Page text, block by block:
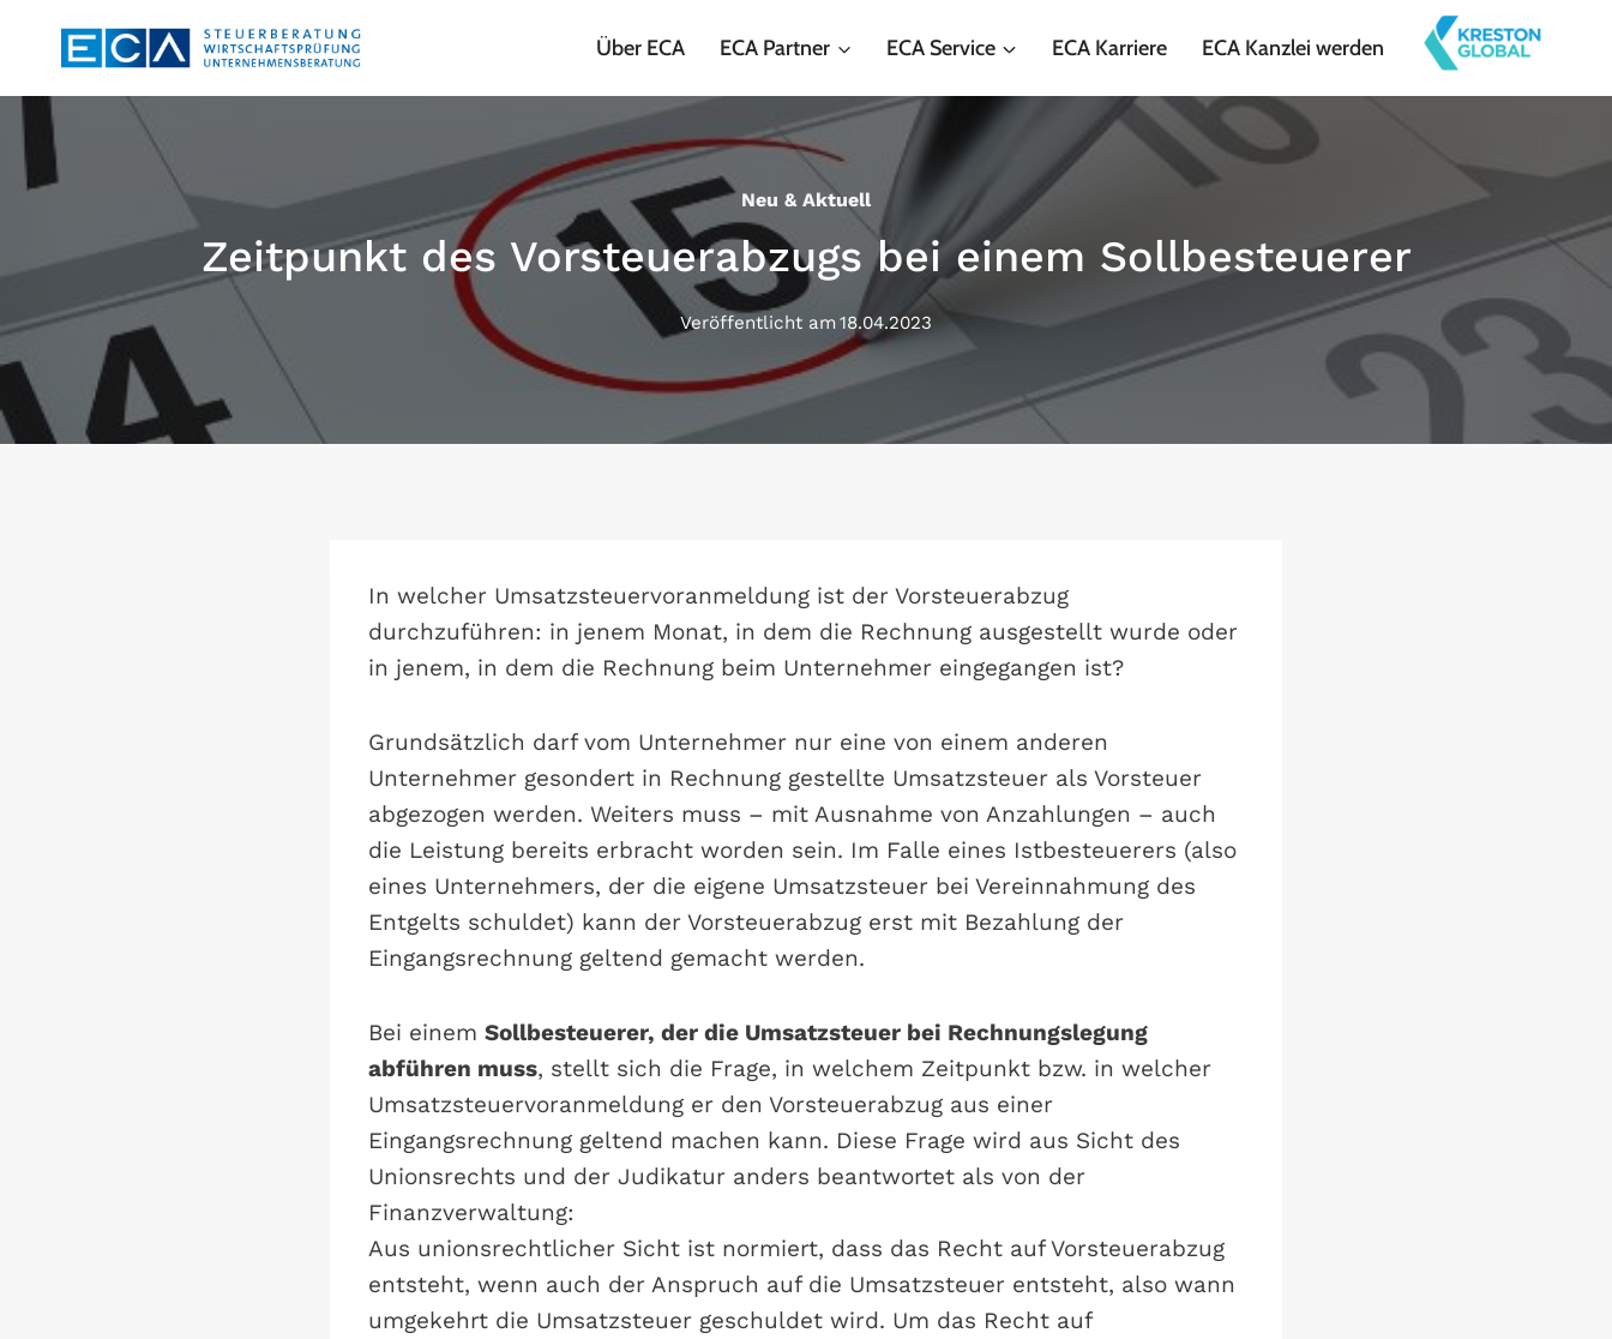
Über ECA ECA Partner ECA Service ECA Karriere ECA Kanzlei werden
Neu & Aktuell
Zeitpunkt des Vorsteuerabzugs bei einem Sollbesteuerer
Veröffentlicht am18.04.2023
In welcher Umsatzsteuervoranmeldung ist der Vorsteuerabzug
durchzuführen: in jenem Monat, in dem die Rechnung ausgestellt wurde oder
in jenem, in dem die Rechnung beim Unternehmer eingegangen ist?
Grundsätzlich darf vom Unternehmer nur eine von einem anderen
Unternehmer gesondert in Rechnung gestellte Umsatzsteuer als Vorsteuer
abgezogen werden. Weiters muss – mit Ausnahme von Anzahlungen – auch
die Leistung bereits erbracht worden sein. Im Falle eines Istbesteuerers (also
eines Unternehmers, der die eigene Umsatzsteuer bei Vereinnahmung des
Entgelts schuldet) kann der Vorsteuerabzug erst mit Bezahlung der
Eingangsrechnung geltend gemacht werden.
Bei einem Sollbesteuerer, der die Umsatzsteuer bei Rechnungslegung
abführen muss, stellt sich die Frage, in welchem Zeitpunkt bzw. in welcher
Umsatzsteuervoranmeldung er den Vorsteuerabzug aus einer
Eingangsrechnung geltend machen kann. Diese Frage wird aus Sicht des
Unionsrechts und der Judikatur anders beantwortet als von der
Finanzverwaltung:
Aus unionsrechtlicher Sicht ist normiert, dass das Recht auf Vorsteuerabzug
entsteht, wenn auch der Anspruch auf die Umsatzsteuer entsteht, also wann
umgekehrt die Umsatzsteuer geschuldet wird. Um das Recht auf